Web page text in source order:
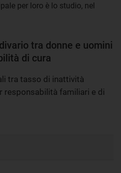
per loro è lo studio, nel
tra donne e uomini
di cura
tra tasso di inattività
responsabilità familiari e di